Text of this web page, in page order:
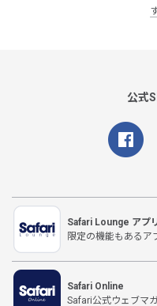
公式
Safari Lounge アプ
限定の機能もあるア
Safari Online
Safari公式ウェブマ